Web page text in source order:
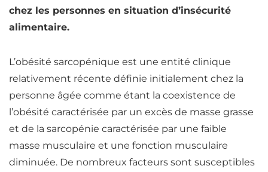
chez les personnes en situation d’insécurité
alimentaire.
L’obésité sarcopénique est une entité clinique
relativement récente définie initialement chez la
personne âgée comme étant la coexistence de
l’obésité caractérisée par un excès de masse grasse
et de la sarcopénie caractérisée par une faible
masse musculaire et une fonction musculaire
diminuée. De nombreux facteurs sont susceptibles